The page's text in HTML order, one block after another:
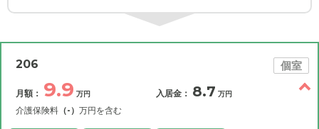
206 個室
月額： 9.9 万円
介護保険料 （-） 万円を含む
入居金： 8.7 万円